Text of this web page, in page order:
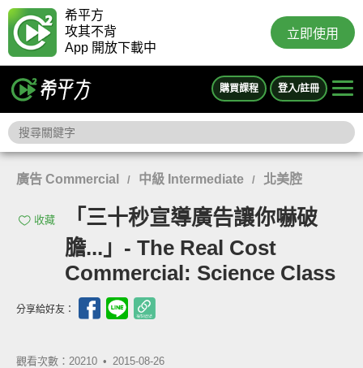
希平方
攻其不背
App 開放下載中
立即使用
購買課程 登入/註冊
廣告 Commercial / 中級 Intermediate / 北美腔
收藏
「三十秒宣導廣告讓你嚇破
膽...」- The Real Cost
Commercial: Science Class
分享給好友：
觀看次數：20210 • 2015-08-26